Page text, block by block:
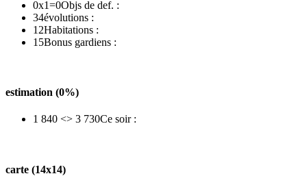
0x1=0Objs de def. :
34évolutions :
12Habitations :
15Bonus gardiens :
estimation (0%)
1 840 <> 3 730Ce soir :
carte (14x14)